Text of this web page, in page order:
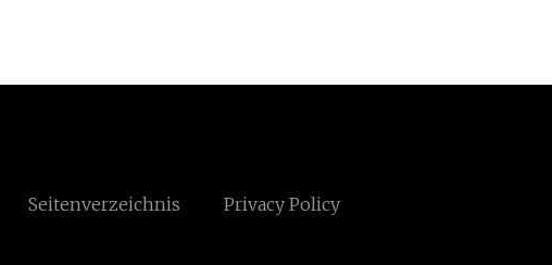
Seitenverzeichnis Privacy Policy